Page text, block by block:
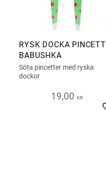
to favorites
RYSK DOCKA PINCETT
BABUSHKA
Söta pincetter med ryska
dockor
19,00 KR